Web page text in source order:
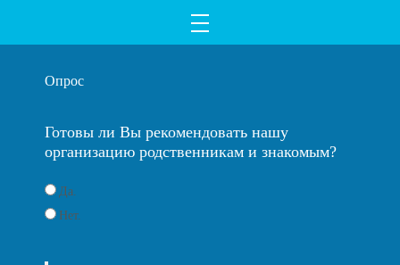
Опрос
Готовы ли Вы рекомендовать нашу
организацию родственникам и знакомым?
Да.
Нет.